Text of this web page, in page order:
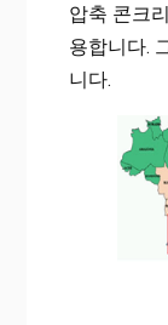
압축 콘크
용합니다.
니다.